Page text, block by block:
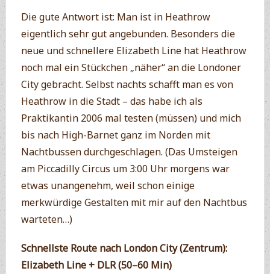
Die gute Antwort ist: Man ist in Heathrow
eigentlich sehr gut angebunden. Besonders die
neue und schnellere Elizabeth Line hat Heathrow
noch mal ein Stückchen „näher“ an die Londoner
City gebracht. Selbst nachts schafft man es von
Heathrow in die Stadt – das habe ich als
Praktikantin 2006 mal testen (müssen) und mich
bis nach High-Barnet ganz im Norden mit
Nachtbussen durchgeschlagen. (Das Umsteigen
am Piccadilly Circus um 3:00 Uhr morgens war
etwas unangenehm, weil schon einige
merkwürdige Gestalten mit mir auf den Nachtbus
warteten…)
Schnellste Route nach London City (Zentrum):
Elizabeth Line + DLR (50–60 Min)